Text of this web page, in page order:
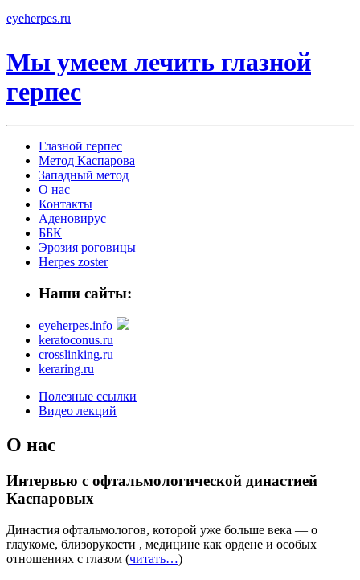
eyeherpes.ru
Мы умеем лечить глазной
герпес
Глазной герпес
Метод Каспарова
Западный метод
О нас
Контакты
Аденовирус
ББК
Эрозия роговицы
Herpes zoster
Наши сайты:
eyeherpes.info
keratoconus.ru
crosslinking.ru
keraring.ru
Полезные ссылки
Видео лекций
О нас
Интервью с офтальмологической династией
Каспаровых
Династия офтальмологов, которой уже больше века — о
глаукоме, близорукости , медицине как ордене и особых
отношениях с глазом (читать…)